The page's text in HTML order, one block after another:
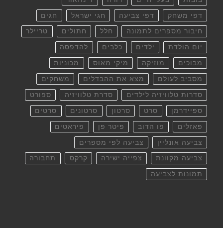
דפי משחק דפי צביעה חגי ישראל חגים
חיבור מספרים לתמונה חלל חתולים טריילר
יום הולדת ילדים כלבים להדפסה
מבוכים מוזיקה מיקי מאוס מכוניות
מסביב לעולם מצא את ההבדלים משחקים
סדרות טלוויזיה לילדים סדרת טלוויזיה ספורט
ספיידרמן סרט סרטון סרטונים סרטים
פאזלים פו הדוב פיטר פן פיראטים
צביעה אונליין צביעה לפי מספרים
צביעה מקוונת צפייה ישירה קרקס תחבורה
תמונות לצביעה